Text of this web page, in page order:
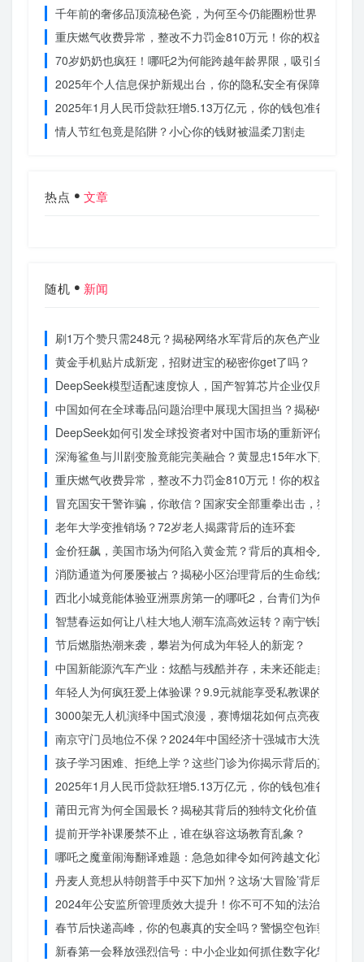
千年前的奢侈品顶流秘色瓷，为何至今仍能圈粉世界？揭秘
重庆燃气收费异常，整改不力罚金810万元！你的权益被侵犯
70岁奶奶也疯狂！哪吒2为何能跨越年龄界限，吸引全民观影
2025年个人信息保护新规出台，你的隐私安全有保障了吗？
2025年1月人民币贷款狂增5.13万亿元，你的钱包准备好了吗
情人节红包竟是陷阱？小心你的钱财被温柔刀割走
热点 文章
随机 新闻
刷1万个赞只需248元？揭秘网络水军背后的灰色产业链
黄金手机贴片成新宠，招财进宝的秘密你get了吗？
DeepSeek模型适配速度惊人，国产智算芯片企业仅用一周
中国如何在全球毒品问题治理中展现大国担当？揭秘中国方
DeepSeek如何引发全球投资者对中国市场的重新评估？
深海鲨鱼与川剧变脸竟能完美融合？黄显忠15年水下默剧惊
重庆燃气收费异常，整改不力罚金810万元！你的权益被侵犯
冒充国安干警诈骗，你敢信？国家安全部重拳出击，犯罪团
老年大学变推销场？72岁老人揭露背后的连环套
金价狂飙，美国市场为何陷入黄金荒？背后的真相令人
消防通道为何屡屡被占？揭秘小区治理背后的生命线危机
西北小城竟能体验亚洲票房第一的哪吒2，台青们为何如此惊
智慧春运如何让八桂大地人潮车流高效运转？南宁铁路枢纽
节后燃脂热潮来袭，攀岩为何成为年轻人的新宠？
中国新能源汽车产业：炫酷与残酷并存，未来还能走多远？
年轻人为何疯狂爱上体验课？9.9元就能享受私教课的秘密
3000架无人机演绎中国式浪漫，赛博烟花如何点亮夜空？
南京守门员地位不保？2024年中国经济十强城市大洗牌
孩子学习困难、拒绝上学？这些门诊为你揭示背后的真相
2025年1月人民币贷款狂增5.13万亿元，你的钱包准备好了吗
莆田元宵为何全国最长？揭秘其背后的独特文化价值
提前开学补课屡禁不止，谁在纵容这场教育乱象？
哪吒之魔童闹海翻译难题：急急如律令如何跨越文化鸿沟？
丹麦人竟想从特朗普手中买下加州？这场‘大冒险’背后藏着什
2024年公安监所管理质效大提升！你不可不知的法治文明新
春节后快递高峰，你的包裹真的安全吗？警惕空包诈骗
新春第一会释放强烈信号：中小企业如何抓住数字化转型的